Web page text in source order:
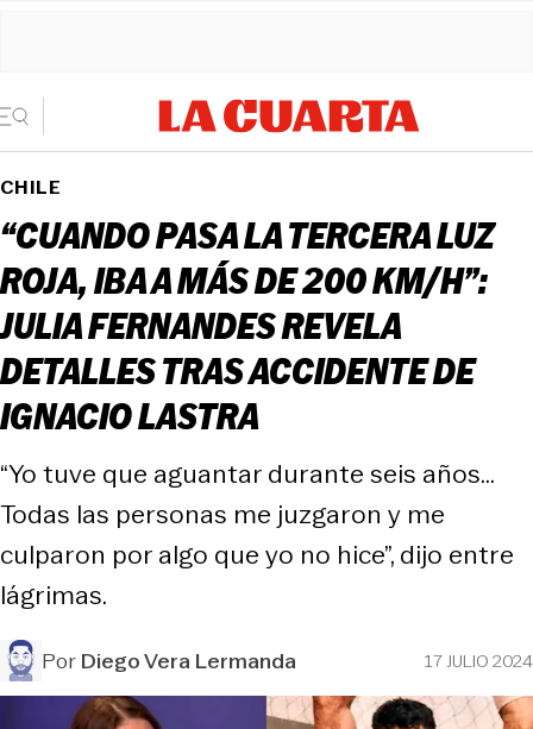
CHILE
“CUANDO PASA LA TERCERA LUZ
ROJA, IBA A MÁS DE 200 KM/H”:
JULIA FERNANDES REVELA
DETALLES TRAS ACCIDENTE DE
IGNACIO LASTRA
“Yo tuve que aguantar durante seis años...
Todas las personas me juzgaron y me
culparon por algo que yo no hice”, dijo entre
lágrimas.
PorDiego Vera Lermanda 17 JULIO 2024